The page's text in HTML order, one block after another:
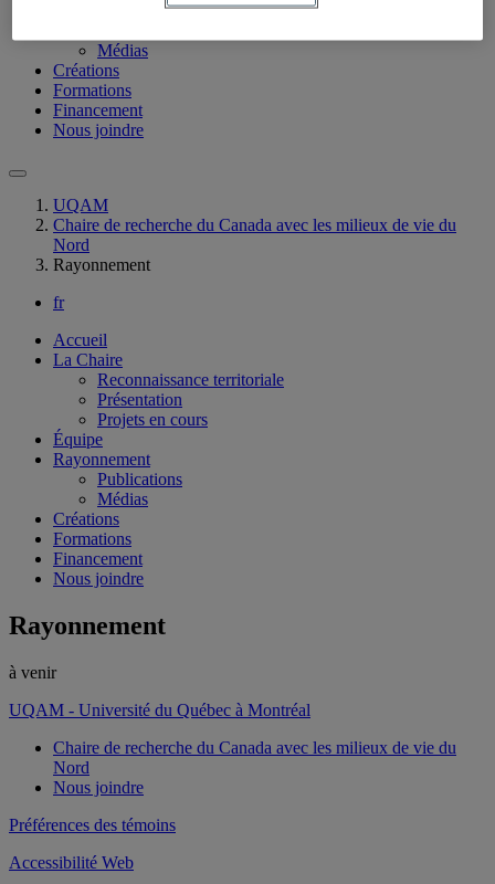
Médias
Créations
Formations
Financement
Nous joindre
UQAM
Chaire de recherche du Canada avec les milieux de vie du
Nord
Rayonnement
fr
Accueil
La Chaire
Reconnaissance territoriale
Présentation
Projets en cours
Équipe
Rayonnement
Publications
Médias
Créations
Formations
Financement
Nous joindre
Rayonnement
à venir
UQAM - Université du Québec à Montréal
Chaire de recherche du Canada avec les milieux de vie du
Nord
Nous joindre
Préférences des témoins
Accessibilité Web